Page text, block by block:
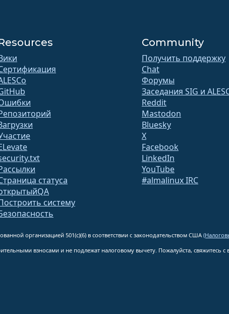
статуса
систему
Community
Получить поддержку
Chat
Форумы
Заседания SIG и
Reddit
Mastodon
Bluesky
X
Facebook
LinkedIn
YouTube
#almalinux IRC
организацией 501(c)(6) в соответствии с законодательством США
взносами и не подлежат налоговому вычету. Пожалуйста,